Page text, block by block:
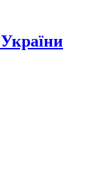
України